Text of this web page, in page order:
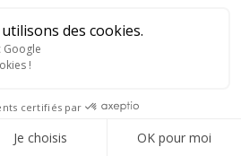
des cookies.
Google
!
certifiés par
Je choisis OK pour moi